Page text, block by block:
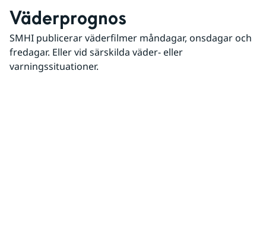
Väderprognos
SMHI publicerar väderfilmer måndagar, onsdagar och
fredagar. Eller vid särskilda väder- eller
varningssituationer.